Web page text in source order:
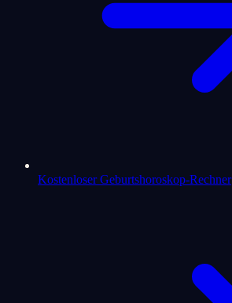
Kostenloser Geburtshoroskop-Rechner